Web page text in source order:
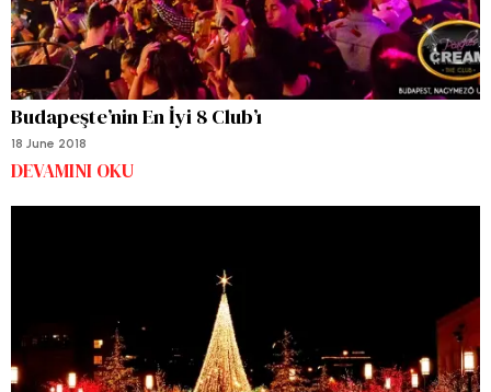
Budapeşte’nin En İyi 8 Club’ı
18 June 2018
DEVAMINI OKU